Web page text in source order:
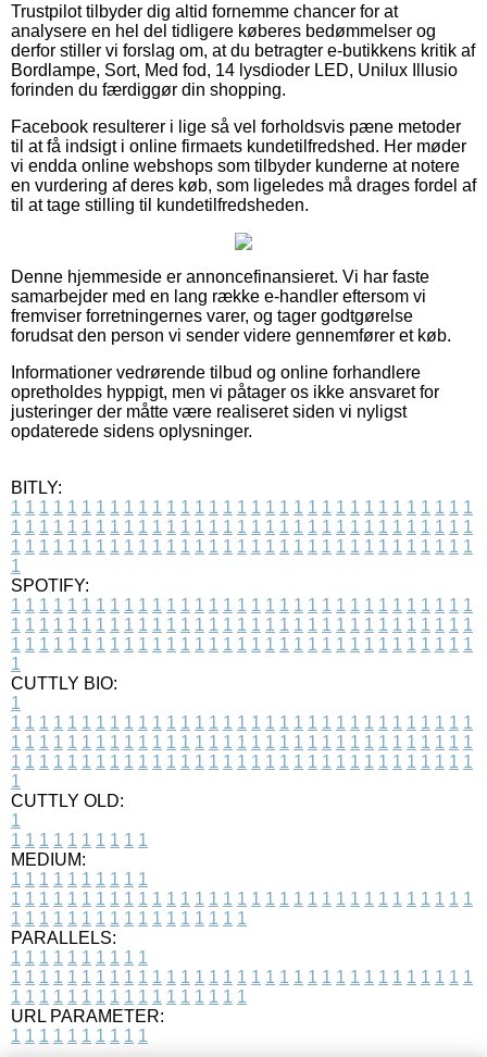
Trustpilot tilbyder dig altid fornemme chancer for at
analysere en hel del tidligere køberes bedømmelser og
derfor stiller vi forslag om, at du betragter e-butikkens kritik af
Bordlampe, Sort, Med fod, 14 lysdioder LED, Unilux Illusio
forinden du færdiggør din shopping.
Facebook resulterer i lige så vel forholdsvis pæne metoder
til at få indsigt i online firmaets kundetilfredshed. Her møder
vi endda online webshops som tilbyder kunderne at notere
en vurdering af deres køb, som ligeledes må drages fordel af
til at tage stilling til kundetilfredsheden.
Denne hjemmeside er annoncefinansieret. Vi har faste
samarbejder med en lang række e-handler eftersom vi
fremviser forretningernes varer, og tager godtgørelse
forudsat den person vi sender videre gennemfører et køb.
Informationer vedrørende tilbud og online forhandlere
opretholdes hyppigt, men vi påtager os ikke ansvaret for
justeringer der måtte være realiseret siden vi nyligst
opdaterede sidens oplysninger.
BITLY:
1 1 1 1 1 1 1 1 1 1 1 1 1 1 1 1 1 1 1 1 1 1 1 1 1 1 1 1 1 1 1 1 1
1 1 1 1 1 1 1 1 1 1 1 1 1 1 1 1 1 1 1 1 1 1 1 1 1 1 1 1 1 1 1 1 1
1 1 1 1 1 1 1 1 1 1 1 1 1 1 1 1 1 1 1 1 1 1 1 1 1 1 1 1 1 1 1 1 1
1
SPOTIFY:
1 1 1 1 1 1 1 1 1 1 1 1 1 1 1 1 1 1 1 1 1 1 1 1 1 1 1 1 1 1 1 1 1
1 1 1 1 1 1 1 1 1 1 1 1 1 1 1 1 1 1 1 1 1 1 1 1 1 1 1 1 1 1 1 1 1
1 1 1 1 1 1 1 1 1 1 1 1 1 1 1 1 1 1 1 1 1 1 1 1 1 1 1 1 1 1 1 1 1
1
CUTTLY BIO:
1
1 1 1 1 1 1 1 1 1 1 1 1 1 1 1 1 1 1 1 1 1 1 1 1 1 1 1 1 1 1 1 1 1
1 1 1 1 1 1 1 1 1 1 1 1 1 1 1 1 1 1 1 1 1 1 1 1 1 1 1 1 1 1 1 1 1
1 1 1 1 1 1 1 1 1 1 1 1 1 1 1 1 1 1 1 1 1 1 1 1 1 1 1 1 1 1 1 1 1
1
CUTTLY OLD:
1
1 1 1 1 1 1 1 1 1 1
MEDIUM:
1 1 1 1 1 1 1 1 1 1
1 1 1 1 1 1 1 1 1 1 1 1 1 1 1 1 1 1 1 1 1 1 1 1 1 1 1 1 1 1 1 1 1
1 1 1 1 1 1 1 1 1 1 1 1 1 1 1 1 1
PARALLELS:
1 1 1 1 1 1 1 1 1 1
1 1 1 1 1 1 1 1 1 1 1 1 1 1 1 1 1 1 1 1 1 1 1 1 1 1 1 1 1 1 1 1 1
1 1 1 1 1 1 1 1 1 1 1 1 1 1 1 1 1
URL PARAMETER:
1 1 1 1 1 1 1 1 1 1